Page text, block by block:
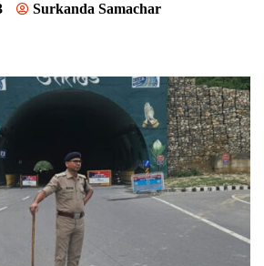
Surkanda Samachar